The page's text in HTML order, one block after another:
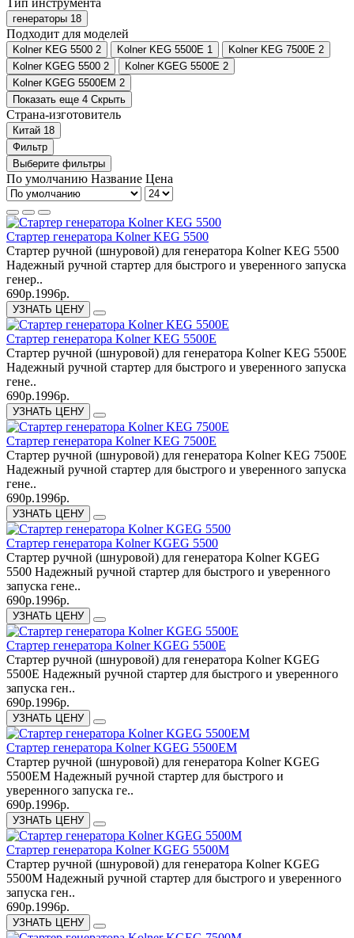
генераторы 18
Подходит для моделей
Kolner KEG 5500 2 Kolner KEG 5500E 1 Kolner KEG 7500E 2
Kolner KGEG 5500 2 Kolner KGEG 5500Е 2
Kolner KGEG 5500ЕМ 2
Показать еще 4 Скрыть
Страна-изготовитель
Китай 18
Фильтр
Выберите фильтры
По умолчанию Название Цена
Cтартер генератора Kolner KEG 5500
Стартер ручной (шнуровой) для генератора Kolner KEG 5500
Надежный ручной стартер для быстрого и уверенного запуска
генер..
690р.1996р.
УЗНАТЬ ЦЕНУ
Cтартер генератора Kolner KEG 5500E
Стартер ручной (шнуровой) для генератора Kolner KEG 5500E
Надежный ручной стартер для быстрого и уверенного запуска
гене..
690р.1996р.
УЗНАТЬ ЦЕНУ
Cтартер генератора Kolner KEG 7500E
Стартер ручной (шнуровой) для генератора Kolner KEG 7500E
Надежный ручной стартер для быстрого и уверенного запуска
гене..
690р.1996р.
УЗНАТЬ ЦЕНУ
Cтартер генератора Kolner KGEG 5500
Стартер ручной (шнуровой) для генератора Kolner KGEG
5500 Надежный ручной стартер для быстрого и уверенного
запуска гене..
690р.1996р.
УЗНАТЬ ЦЕНУ
Cтартер генератора Kolner KGEG 5500Е
Стартер ручной (шнуровой) для генератора Kolner KGEG
5500Е Надежный ручной стартер для быстрого и уверенного
запуска ген..
690р.1996р.
УЗНАТЬ ЦЕНУ
Cтартер генератора Kolner KGEG 5500ЕМ
Стартер ручной (шнуровой) для генератора Kolner KGEG
5500ЕМ Надежный ручной стартер для быстрого и
уверенного запуска ге..
690р.1996р.
УЗНАТЬ ЦЕНУ
Cтартер генератора Kolner KGEG 5500М
Стартер ручной (шнуровой) для генератора Kolner KGEG
5500М Надежный ручной стартер для быстрого и уверенного
запуска ген..
690р.1996р.
УЗНАТЬ ЦЕНУ